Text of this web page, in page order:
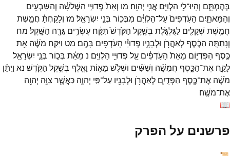
בְּהֶמְתָּ֑ם וְהָיוּ־לִ֥י הַלְוִיִּ֖ם אֲנִ֥י יְהוָֽה׃ מו וְאֵת֙ פְּדוּיֵ֣י הַשְּׁלֹשָׁ֔ה וְהַשִּׁבְעִ֖ים
וְהַמָּאתָ֑יִם הָעֹֽדְפִים֙עַל־הַלְוִיִּ֔ם מִבְּכ֖וֹר בְּנֵ֥י יִשְׂרָאֵֽל׃ מז וְלָקַחְתָּ֗ חֲמֵ֧שֶׁת
חֲמֵ֛שֶׁת שְׁקָלִ֖ים לַגֻּלְגֹּ֑לֶת בְּשֶׁ֤קֶל הַקֹּ֙דֶשׁ֙ תִּקָּ֔ח עֶשְׂרִ֥ים גֵּרָ֖ה הַשָּֽׁקֶל׃ מח
וְנָתַתָּ֣ה הַכֶּ֔סֶף לְאַהֲרֹ֖ן וּלְבָנָ֑יו פְּדוּיֵ֕י הָעֹדְפִ֖ים בָּהֶֽם׃ מט וַיִּקַּ֣ח מֹשֶׁ֔ה אֵ֖ת
כֶּ֣סֶף הַפִּדְי֑וֹם מֵאֵת֙ הָעֹ֣דְפִ֔ים עַ֖ל פְּדוּיֵ֥י הַלְוִיִּֽם׃ נ מֵאֵ֗ת בְּכ֛וֹר בְּנֵ֥י יִשְׂרָאֵ֖ל
לָקַ֣ח אֶת־הַכָּ֑סֶף חֲמִשָּׁ֨ה וְשִׁשִּׁ֜ים וּשְׁלֹ֥שׁ מֵא֛וֹת וָאֶ֖לֶף בְּשֶׁ֥קֶל הַקֹּֽדֶשׁ׃ נא וַיִּתֵּ֨ן
מֹשֶׁ֜ה אֶת־כֶּ֧סֶף הַפְּדֻיִ֛ם לְאַהֲרֹ֥ן וּלְבָנָ֖יו עַל־פִּ֣י יְהוָ֑ה כַּאֲשֶׁ֛ר צִוָּ֥ה יְהוָ֖ה
אֶת־מֹשֶֽׁה׃
📖
פרשנים על הפרק